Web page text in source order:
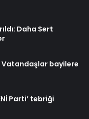
Daha Sert
Vatandaşlar bayilere
Parti’ tebriği